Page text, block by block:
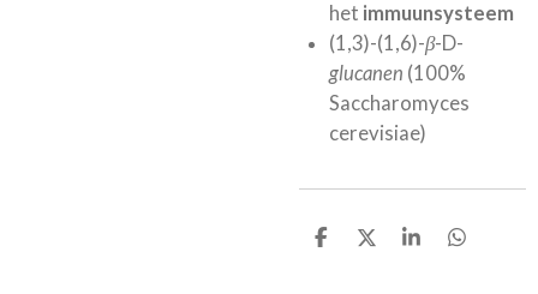
het immuunsysteem
(1,3)-(1,6)-β-D-
glucanen (100%
Saccharomyces
cerevisiae)
D
D
S
D